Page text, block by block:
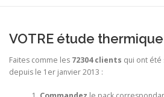
VOTRE étude
Faites comme les 72304 clients qui ont été
depuis le 1er janvier 2013 :